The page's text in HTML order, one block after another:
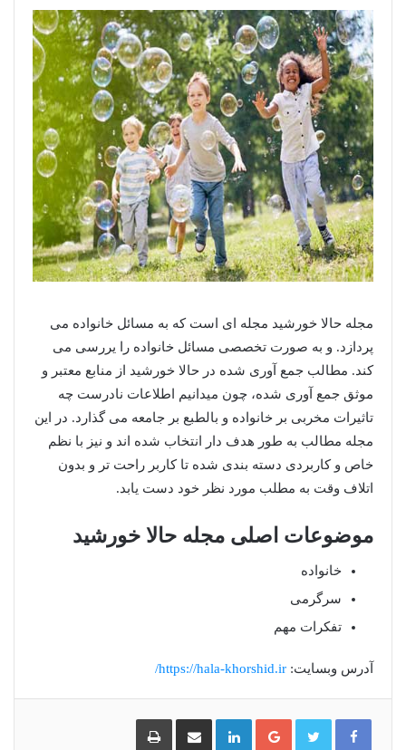
مجله حالا خورشید مجله ای است که به مسائل خانواده می
پردازد. و به صورت تخصصی مسائل خانواده را یررسی می
کند. مطالب جمع آوری شده در حالا خورشید از منابع معتبر و
موثق جمع آوری شده، چون میدانیم اطلاعات نادرست چه
تاثیرات مخربی بر خانواده و بالطبع بر جامعه می گذارد. در این
مجله مطالب به طور هدف دار انتخاب شده اند و نیز با نظم
خاص و کاربردی دسته بندی شده تا کاربر راحت تر و بدون
اتلاف وقت به مطلب مورد نظر خود دست یابد.
موضوعات اصلی مجله حالا خورشید
خانواده
سرگرمی
تفکرات مهم
آدرس وبسایت:
گوگل
پلاس
لینکدین اشتراک
گذاری
چاپ